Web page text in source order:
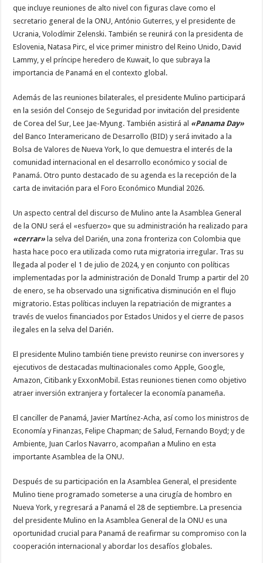
que incluye reuniones de alto nivel con figuras clave como el
secretario general de la ONU, António Guterres, y el presidente de
Ucrania, Volodímir Zelenski. También se reunirá con la presidenta de
Eslovenia, Natasa Pirc, el vice primer ministro del Reino Unido, David
Lammy, y el príncipe heredero de Kuwait, lo que subraya la
importancia de Panamá en el contexto global.
Además de las reuniones bilaterales, el presidente Mulino participará
en la sesión del Consejo de Seguridad por invitación del presidente
de Corea del Sur, Lee Jae-Myung. También asistirá al «Panama Day»
del Banco Interamericano de Desarrollo (BID) y será invitado a la
Bolsa de Valores de Nueva York, lo que demuestra el interés de la
comunidad internacional en el desarrollo económico y social de
Panamá. Otro punto destacado de su agenda es la recepción de la
carta de invitación para el Foro Económico Mundial 2026.
Un aspecto central del discurso de Mulino ante la Asamblea General
de la ONU será el «esfuerzo» que su administración ha realizado para
«cerrar» la selva del Darién, una zona fronteriza con Colombia que
hasta hace poco era utilizada como ruta migratoria irregular. Tras su
llegada al poder el 1 de julio de 2024, y en conjunto con políticas
implementadas por la administración de Donald Trump a partir del 20
de enero, se ha observado una significativa disminución en el flujo
migratorio. Estas políticas incluyen la repatriación de migrantes a
través de vuelos financiados por Estados Unidos y el cierre de pasos
ilegales en la selva del Darién.
El presidente Mulino también tiene previsto reunirse con inversores y
ejecutivos de destacadas multinacionales como Apple, Google,
Amazon, Citibank y ExxonMobil. Estas reuniones tienen como objetivo
atraer inversión extranjera y fortalecer la economía panameña.
El canciller de Panamá, Javier Martínez-Acha, así como los ministros de
Economía y Finanzas, Felipe Chapman; de Salud, Fernando Boyd; y de
Ambiente, Juan Carlos Navarro, acompañan a Mulino en esta
importante Asamblea de la ONU.
Después de su participación en la Asamblea General, el presidente
Mulino tiene programado someterse a una cirugía de hombro en
Nueva York, y regresará a Panamá el 28 de septiembre. La presencia
del presidente Mulino en la Asamblea General de la ONU es una
oportunidad crucial para Panamá de reafirmar su compromiso con la
cooperación internacional y abordar los desafíos globales.